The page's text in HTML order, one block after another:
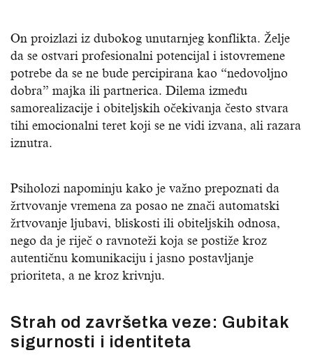
On proizlazi iz dubokog unutarnjeg konflikta. Želje
da se ostvari profesionalni potencijal i istovremene
potrebe da se ne bude percipirana kao “nedovoljno
dobra” majka ili partnerica. Dilema između
samorealizacije i obiteljskih očekivanja često stvara
tihi emocionalni teret koji se ne vidi izvana, ali razara
iznutra.
Psiholozi napominju kako je važno prepoznati da
žrtvovanje vremena za posao ne znači automatski
žrtvovanje ljubavi, bliskosti ili obiteljskih odnosa,
nego da je riječ o ravnoteži koja se postiže kroz
autentičnu komunikaciju i jasno postavljanje
prioriteta, a ne kroz krivnju.
Strah od završetka veze: Gubitak
sigurnosti i identiteta